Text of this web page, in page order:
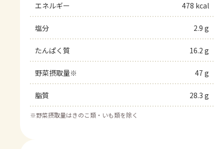
エネルギー 478 kcal
塩分 2.9 g
たんぱく質 16.2 g
野菜摂取量※ 47 g
脂質 28.3 g
※野菜摂取量はきのこ類・いも類を除く